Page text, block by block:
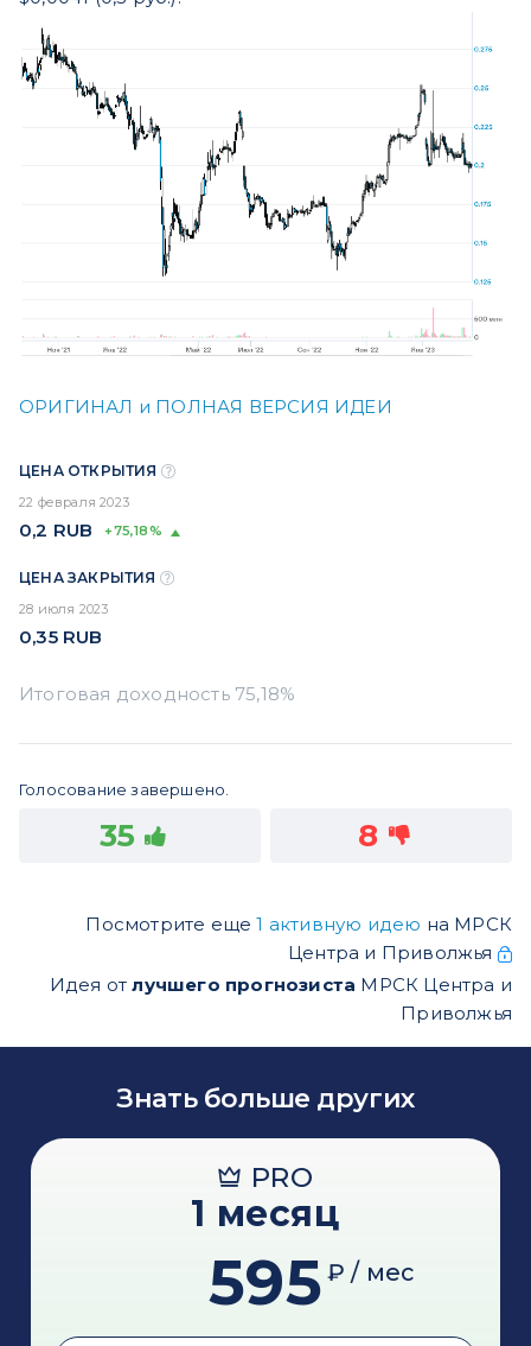
ОРИГИНАЛ и ПОЛНАЯ ВЕРСИЯ ИДЕИ
ЦЕНА ОТКРЫТИЯ
22 февраля 2023
0,2 RUB +75,18%
ЦЕНА ЗАКРЫТИЯ
28 июля 2023
0,35 RUB
Голосование завершено.
35 8
Посмотрите еще1 активную идею на МРСК
Центра и Приволжья
Идея отлучшего прогнозиста МРСК Центра и
Приволжья
Знать больше других
PRO
1 месяц
595 ₽ / мес